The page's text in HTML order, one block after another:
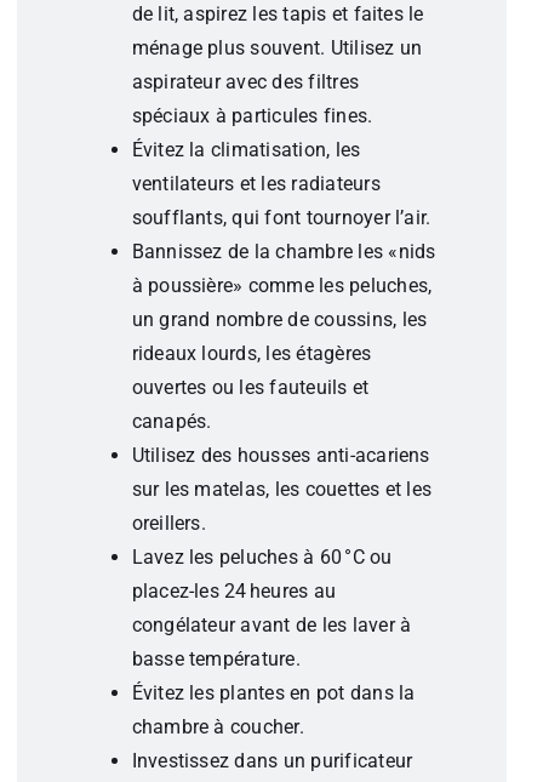
de lit, aspirez les tapis et faites le
ménage plus souvent. Utilisez un
aspirateur avec des filtres
spéciaux à particules fines.
Évitez la climatisation, les
ventilateurs et les radiateurs
soufflants, qui font tournoyer l’air.
Bannissez de la chambre les «nids
à poussière» comme les peluches,
un grand nombre de coussins, les
rideaux lourds, les étagères
ouvertes ou les fauteuils et
canapés.
Utilisez des housses anti-acariens
sur les matelas, les couettes et les
oreillers.
Lavez les peluches à 60 °C ou
placez-les 24 heures au
congélateur avant de les laver à
basse température.
Évitez les plantes en pot dans la
chambre à coucher.
Investissez dans un purificateur